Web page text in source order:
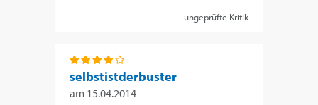
ungeprüfte Kritik
selbstistderbuster
am 15.04.2014